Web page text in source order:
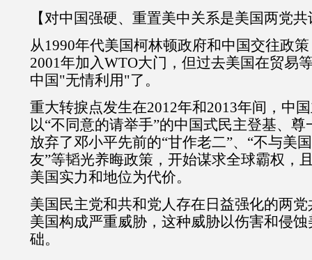
【对中国强硬、重置美中关系是美国两党共
从1990年代美国柯林顿政府和中国交往政
2001年加入WTO大门，但过去美国在贸易
中国"无情利用"了。
重大转捩点发生在2012年和2013年间，中
以“不同意的请举手”的中国式民主登基、
放弃了邓小平先前的“甘作老二”、“不与美
友”等韬光养晦政策，开始谋求全球霸权，
美国实力和地位为代价。
美国民主党和共和党人存在日益强化的两
美国构成严重威胁，这种威胁以伤害和侵
础。